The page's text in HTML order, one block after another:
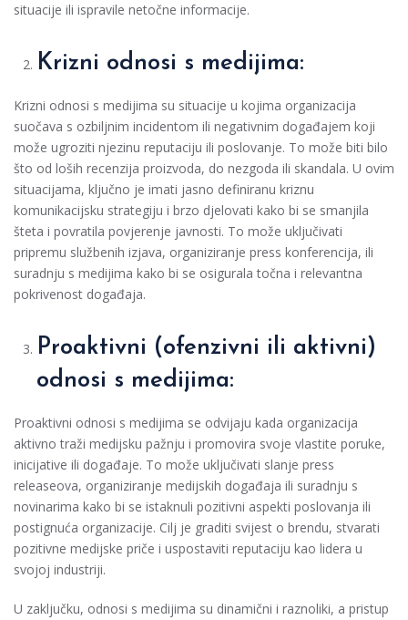
situacije ili ispravile netočne informacije.
Krizni odnosi s medijima:
Krizni odnosi s medijima su situacije u kojima organizacija
suočava s ozbiljnim incidentom ili negativnim događajem koji
može ugroziti njezinu reputaciju ili poslovanje. To može biti bilo
što od loših recenzija proizvoda, do nezgoda ili skandala. U ovim
situacijama, ključno je imati jasno definiranu kriznu
komunikacijsku strategiju i brzo djelovati kako bi se smanjila
šteta i povratila povjerenje javnosti. To može uključivati
pripremu službenih izjava, organiziranje press konferencija, ili
suradnju s medijima kako bi se osigurala točna i relevantna
pokrivenost događaja.
Proaktivni (ofenzivni ili aktivni)
odnosi s medijima:
Proaktivni odnosi s medijima se odvijaju kada organizacija
aktivno traži medijsku pažnju i promovira svoje vlastite poruke,
inicijative ili događaje. To može uključivati slanje press
releaseova, organiziranje medijskih događaja ili suradnju s
novinarima kako bi se istaknuli pozitivni aspekti poslovanja ili
postignuća organizacije. Cilj je graditi svijest o brendu, stvarati
pozitivne medijske priče i uspostaviti reputaciju kao lidera u
svojoj industriji.
U zaključku, odnosi s medijima su dinamični i raznoliki, a pristup